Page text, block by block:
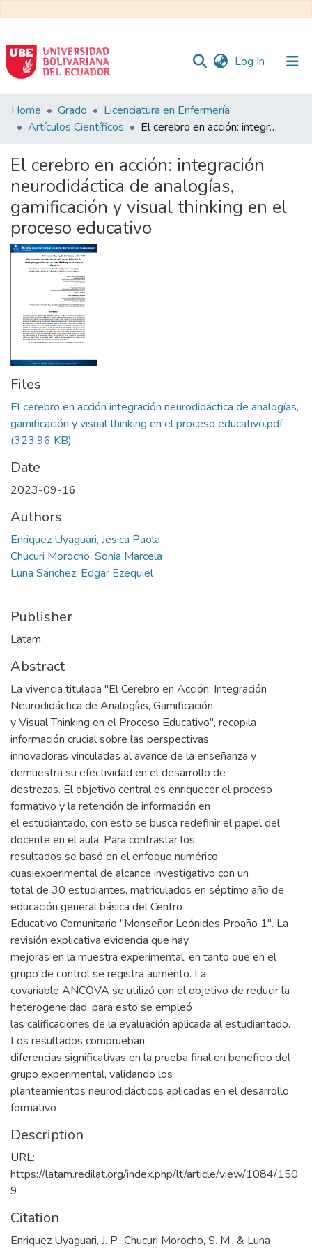
Log In (current)
Communities
&
All of DSpace
Statistics
Home Grado
Licenciatura en Enfermería
Artículos Científicos
El cerebro en acción: integración neurodidáctica de analogías, gamificación y visual thinking en el proceso educativo
El cerebro en acción: integración
neurodidáctica de analogías,
gamificación y visual thinking en el
proceso educativo
Files
El cerebro en acción integración neurodidáctica de analogías,
gamificación y visual thinking en el proceso educativo.pdf
(323.96 KB)
Date
2023-09-16
Authors
Enriquez Uyaguari, Jesica Paola
Chucuri Morocho, Sonia Marcela
Luna Sánchez, Edgar Ezequiel
Publisher
Latam
Abstract
La vivencia titulada "El Cerebro en Acción: Integración
Neurodidáctica de Analogías, Gamificación
y Visual Thinking en el Proceso Educativo", recopila
información crucial sobre las perspectivas
innovadoras vinculadas al avance de la enseñanza y
demuestra su efectividad en el desarrollo de
destrezas. El objetivo central es enriquecer el proceso
formativo y la retención de información en
el estudiantado, con esto se busca redefinir el papel del
docente en el aula. Para contrastar los
resultados se basó en el enfoque numérico
cuasiexperimental de alcance investigativo con un
total de 30 estudiantes, matriculados en séptimo año de
educación general básica del Centro
Educativo Comunitario "Monseñor Leónides Proaño 1". La
revisión explicativa evidencia que hay
mejoras en la muestra experimental, en tanto que en el
grupo de control se registra aumento. La
covariable ANCOVA se utilizó con el objetivo de reducir la
heterogeneidad, para esto se empleó
las calificaciones de la evaluación aplicada al estudiantado.
Los resultados comprueban
diferencias significativas en la prueba final en beneficio del
grupo experimental, validando los
planteamientos neurodidácticos aplicadas en el desarrollo
formativo
Description
URL:
https://latam.redilat.org/index.php/lt/article/view/1084/150
9
Citation
Enriquez Uyaguari, J. P., Chucuri Morocho, S. M., & Luna